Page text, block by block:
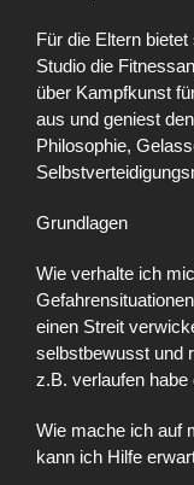
Für die Eltern
Studio die
über Kampfkunst
aus und geniest
Philosophie,
Grundlagen
Wie verhalte ich
einen Streit
selbstbewusst und
z.B. verlaufen
Wie mache ich auf
kann ich Hilfe